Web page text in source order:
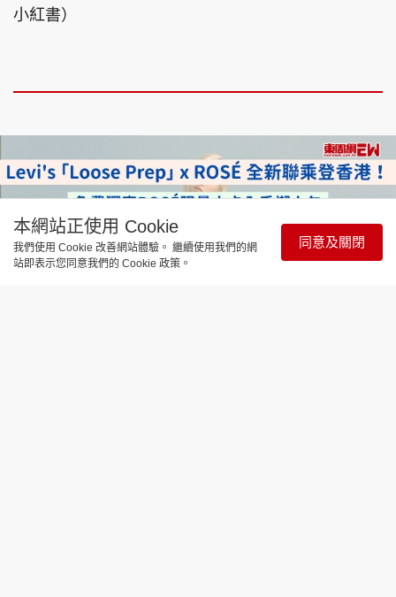
小紅書）
本網站正使用 Cookie
我們使用 Cookie 改善網站體驗。 繼續使用我們的網
站即表示您同意我們的 Cookie 政策。
同意及關閉